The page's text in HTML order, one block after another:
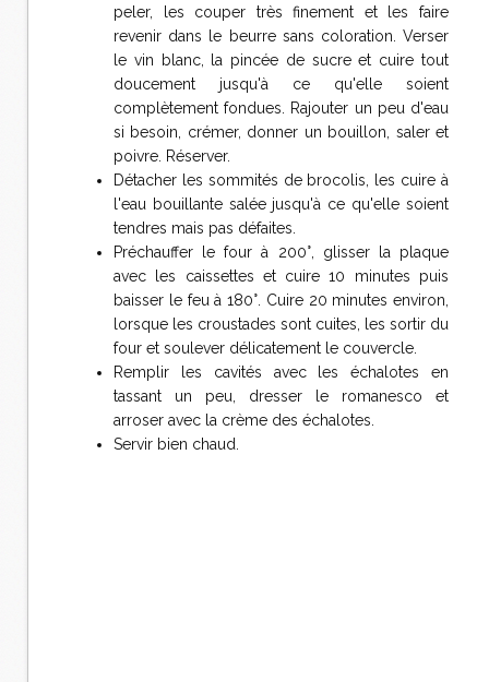
peler, les couper très finement et les faire
revenir dans le beurre sans coloration. Verser
le vin blanc, la pincée de sucre et cuire tout
doucement jusqu'à ce qu'elle soient
complètement fondues. Rajouter un peu d'eau
si besoin, crémer, donner un bouillon, saler et
poivre. Réserver.
Détacher les sommités de brocolis, les cuire à
l'eau bouillante salée jusqu'à ce qu'elle soient
tendres mais pas défaites.
Préchauffer le four à 200°, glisser la plaque
avec les caissettes et cuire 10 minutes puis
baisser le feu à 180°. Cuire 20 minutes environ,
lorsque les croustades sont cuites, les sortir du
four et soulever délicatement le couvercle.
Remplir les cavités avec les échalotes en
tassant un peu, dresser le romanesco et
arroser avec la crème des échalotes.
Servir bien chaud.